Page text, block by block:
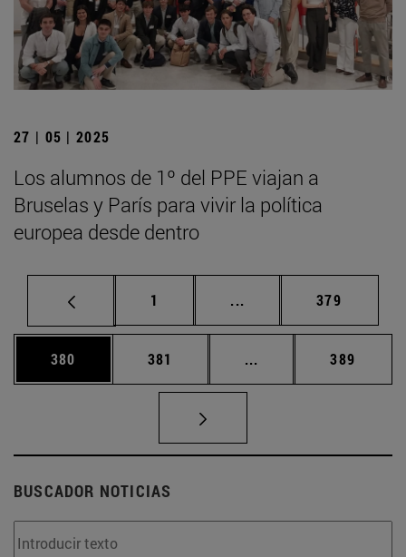
27 | 05 | 2025
Los alumnos de 1º del PPE viajan a
Bruselas y París para vivir la política
europea desde dentro
Página
1 ... Páginas intermedias
Página
379
Página
380 Página
381 ... Páginas intermedias
Página
389
BUSCADOR NOTICIAS